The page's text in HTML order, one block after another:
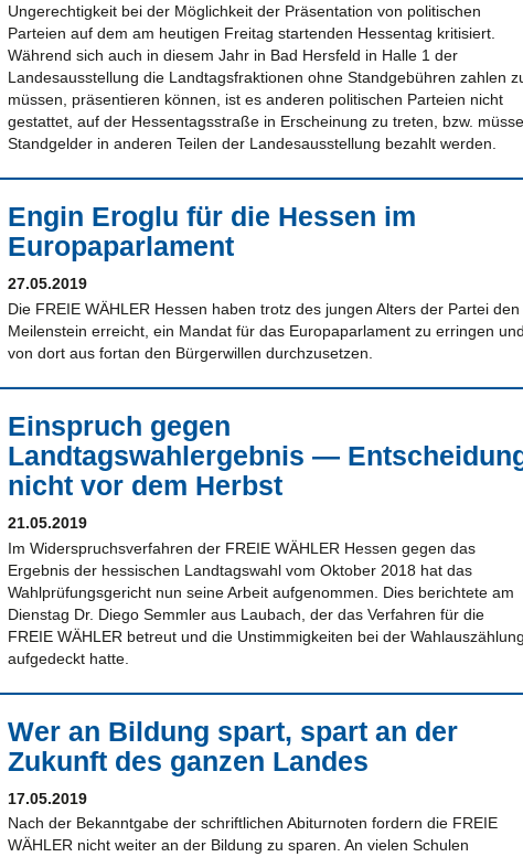
Ungerechtigkeit bei der Möglichkeit der Präsentation von politischen
Parteien auf dem am heutigen Freitag startenden Hessentag kritisiert.
Während sich auch in diesem Jahr in Bad Hersfeld in Halle 1 der
Landesausstellung die Landtagsfraktionen ohne Standgebühren zahlen
müssen, präsentieren können, ist es anderen politischen Parteien nicht
gestattet, auf der Hessentagsstraße in Erscheinung zu treten, bzw.
Standgelder in anderen Teilen der Landesausstellung bezahlt werden.
Engin Eroglu für die Hessen im
Europaparlament
27.05.2019
Die FREIE WÄHLER Hessen haben trotz des jungen Alters der Partei den
Meilenstein erreicht, ein Mandat für das Europaparlament zu erringen
von dort aus fortan den Bürgerwillen durchzusetzen.
Einspruch gegen
Landtagswahlergebnis —
nicht vor dem Herbst
21.05.2019
Im Widerspruchsverfahren der FREIE WÄHLER Hessen gegen das
Ergebnis der hessischen Landtagswahl vom Oktober 2018 hat das
Wahlprüfungsgericht nun seine Arbeit aufgenommen. Dies berichtete am
Dienstag Dr. Diego Semmler aus Laubach, der das Verfahren für die
FREIE WÄHLER betreut und die Unstimmigkeiten bei der
aufgedeckt hatte.
Wer an Bildung spart, spart an der
Zukunft des ganzen Landes
17.05.2019
Nach der Bekanntgabe der schriftlichen Abiturnoten fordern die FREIE
WÄHLER nicht weiter an der Bildung zu sparen. An vielen Schulen